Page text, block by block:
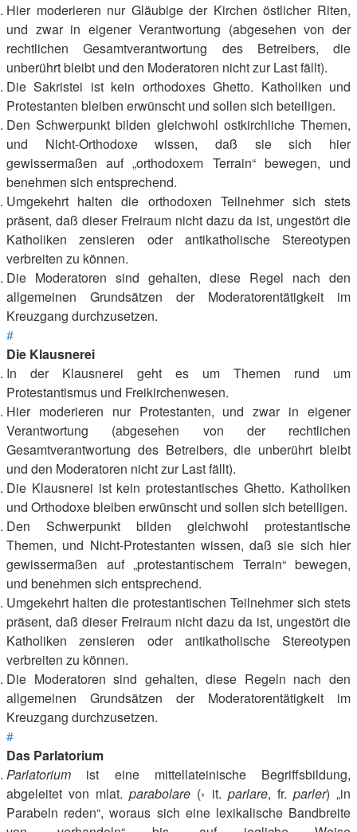
Hier moderieren nur Gläubige der Kirchen östlicher Riten,
und zwar in eigener Verantwortung (abgesehen von der
rechtlichen Gesamtverantwortung des Betreibers, die
unberührt bleibt und den Moderatoren nicht zur Last fällt).
Die Sakristei ist kein orthodoxes Ghetto. Katholiken und
Protestanten bleiben erwünscht und sollen sich beteiligen.
Den Schwerpunkt bilden gleichwohl ostkirchliche Themen,
und Nicht-Orthodoxe wissen, daß sie sich hier
gewissermaßen auf „orthodoxem Terrain“ bewegen, und
benehmen sich entsprechend.
Umgekehrt halten die orthodoxen Teilnehmer sich stets
präsent, daß dieser Freiraum nicht dazu da ist, ungestört die
Katholiken zensieren oder antikatholische Stereotypen
verbreiten zu können.
Die Moderatoren sind gehalten, diese Regel nach den
allgemeinen Grundsätzen der Moderatorentätigkeit im
Kreuzgang durchzusetzen.
#
Die Klausnerei
In der Klausnerei geht es um Themen rund um
Protestantismus und Freikirchenwesen.
Hier moderieren nur Protestanten, und zwar in eigener
Verantwortung (abgesehen von der rechtlichen
Gesamtverantwortung des Betreibers, die unberührt bleibt
und den Moderatoren nicht zur Last fällt).
Die Klausnerei ist kein protestantisches Ghetto. Katholiken
und Orthodoxe bleiben erwünscht und sollen sich beteiligen.
Den Schwerpunkt bilden gleichwohl protestantische
Themen, und Nicht-Protestanten wissen, daß sie sich hier
gewissermaßen auf „protestantischem Terrain“ bewegen,
und benehmen sich entsprechend.
Umgekehrt halten die protestantischen Teilnehmer sich stets
präsent, daß dieser Freiraum nicht dazu da ist, ungestört die
Katholiken zensieren oder antikatholische Stereotypen
verbreiten zu können.
Die Moderatoren sind gehalten, diese Regeln nach den
allgemeinen Grundsätzen der Moderatorentätigkeit im
Kreuzgang durchzusetzen.
#
Das Parlatorium
Parlatorium ist eine mittellateinische Begriffsbildung,
abgeleitet von mlat.parabolare (› it. parlare, fr. parler) „in
Parabeln reden“, woraus sich eine lexikalische Bandbreite